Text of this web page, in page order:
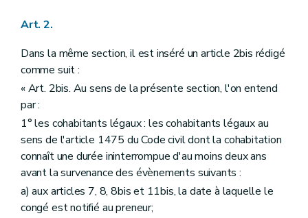
Art. 53
Art. 54
Art. 2.
Dans la même section, il est inséré un article 2bis rédigé
comme suit :
« Art. 2bis. Au sens de la présente section, l'on entend
par :
1° les cohabitants légaux : les cohabitants légaux au
sens de l'article 1475 du Code civil dont la cohabitation
connaît une durée ininterrompue d'au moins deux ans
avant la survenance des évènements suivants :
a) aux articles 7, 8, 8bis et 11bis, la date à laquelle le
congé est notifié au preneur;